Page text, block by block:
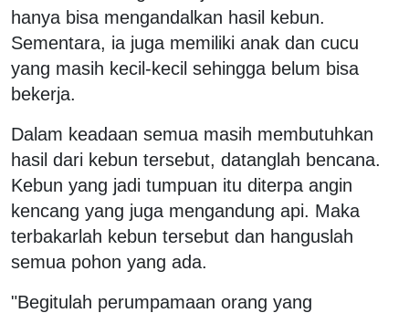
hanya bisa mengandalkan hasil kebun.
Sementara, ia juga memiliki anak dan cucu
yang masih kecil-kecil sehingga belum bisa
bekerja.
Dalam keadaan semua masih membutuhkan
hasil dari kebun tersebut, datanglah bencana.
Kebun yang jadi tumpuan itu diterpa angin
kencang yang juga mengandung api. Maka
terbakarlah kebun tersebut dan hanguslah
semua pohon yang ada.
"Begitulah perumpamaan orang yang